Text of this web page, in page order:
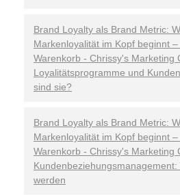
Brand Loyalty als Brand Metric:
Markenloyalität im Kopf beginnt
Warenkorb - Chrissy's Marketing
Loyalitätsprogramme und
sind sie?
Brand Loyalty als Brand Metric:
Markenloyalität im Kopf beginnt
Warenkorb - Chrissy's Marketing
werden